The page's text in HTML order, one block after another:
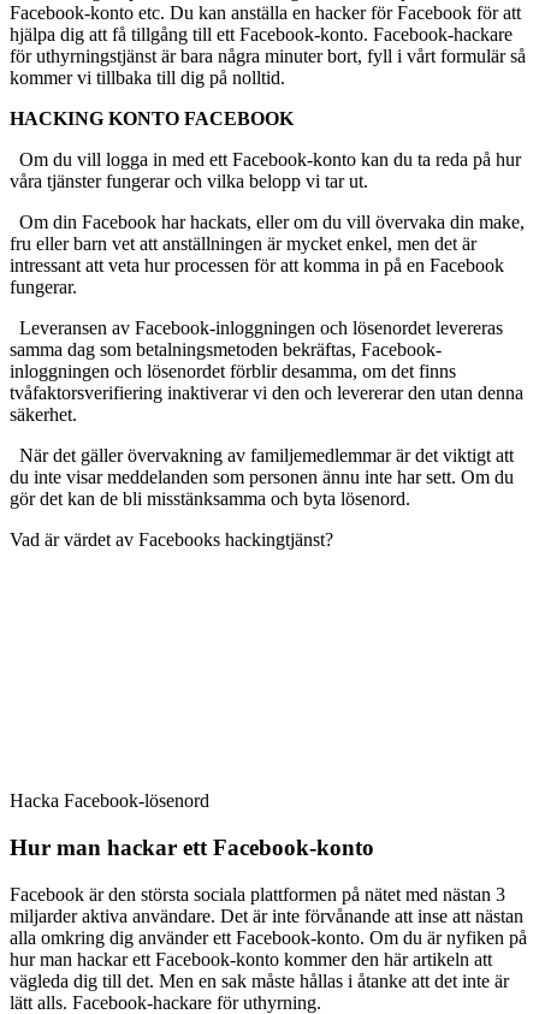
Facebook-konto etc. Du kan anställa en hacker för Facebook för att
hjälpa dig att få tillgång till ett Facebook-konto. Facebook-hackare
för uthyrningstjänst är bara några minuter bort, fyll i vårt formulär så
kommer vi tillbaka till dig på nolltid.
HACKING KONTO FACEBOOK
Om du vill logga in med ett Facebook-konto kan du ta reda på hur
våra tjänster fungerar och vilka belopp vi tar ut.
Om din Facebook har hackats, eller om du vill övervaka din make,
fru eller barn vet att anställningen är mycket enkel, men det är
intressant att veta hur processen för att komma in på en Facebook
fungerar.
Leveransen av Facebook-inloggningen och lösenordet levereras
samma dag som betalningsmetoden bekräftas, Facebook-
inloggningen och lösenordet förblir desamma, om det finns
tvåfaktorsverifiering inaktiverar vi den och levererar den utan denna
säkerhet.
När det gäller övervakning av familjemedlemmar är det viktigt att
du inte visar meddelanden som personen ännu inte har sett. Om du
gör det kan de bli misstänksamma och byta lösenord.
Vad är värdet av Facebooks hackingtjänst?
Hacka Facebook-lösenord
Hur man hackar ett Facebook-konto
Facebook är den största sociala plattformen på nätet med nästan 3
miljarder aktiva användare. Det är inte förvånande att inse att nästan
alla omkring dig använder ett Facebook-konto. Om du är nyfiken på
hur man hackar ett Facebook-konto kommer den här artikeln att
vägleda dig till det. Men en sak måste hållas i åtanke att det inte är
lätt alls. Facebook-hackare för uthyrning.